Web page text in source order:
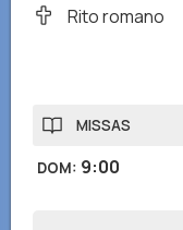
Rito romano
MISSAS
DOM: 9:00